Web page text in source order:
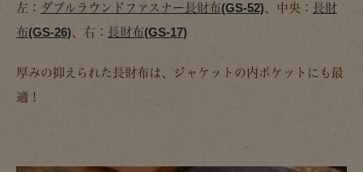
左： ダブルラウンドファスナー長財布(GS-52)、中央： 長財
布(GS-26)、右： 長財布(GS-17)
厚みの抑えられた長財布は、ジャケットの内ポケットにも最
適！